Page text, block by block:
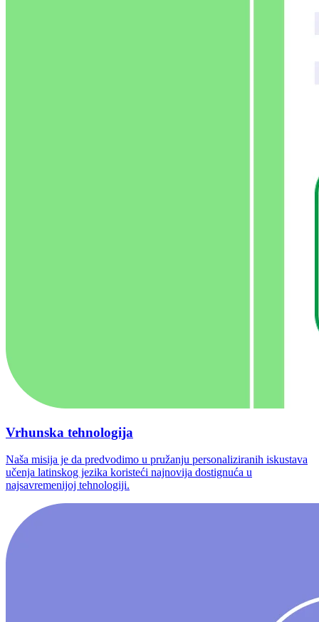
Vrhunska tehnologija
Naša misija je da predvodimo u pružanju personaliziranih iskustava
učenja latinskog jezika koristeći najnovija dostignuća u
najsavremenijoj tehnologiji.